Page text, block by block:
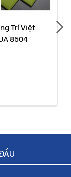
phẩm chính
nhái.
và tiền bạc
Trí Việt
8504